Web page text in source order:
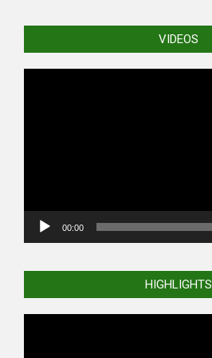
VIDEOS
00:00
HIGHLIGHTS